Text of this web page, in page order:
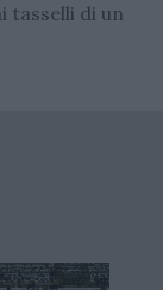
tasselli di un